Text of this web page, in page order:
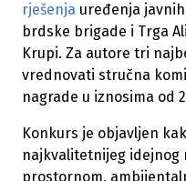
rješenja uređenja javnih
brdske brigade i Trga
Krupi. Za autore tri
vrednovati stručna
nagrade u iznosima od
Konkurs je objavljen
najkvalitetnijeg idejnog
prostornom,